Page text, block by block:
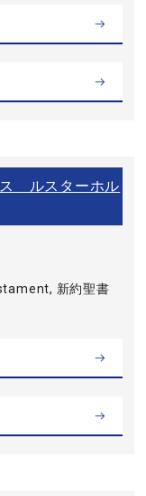
ス ルスターホル
新約聖書